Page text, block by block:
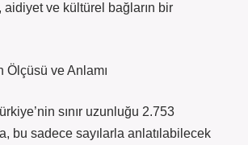
ve kültürel bağların bir
Ölçüsü ve Anlamı
sınır uzunluğu 2.753
bu sadece sayılarla anlatılabilecek